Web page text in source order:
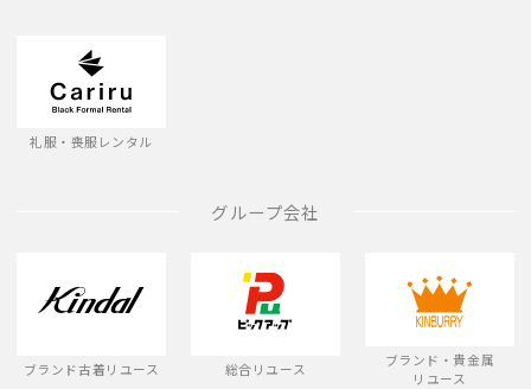
礼服・喪服レンタル
グループ会社
ブランド古着リユース 総合リユース
ブランド・貴金属
リユース